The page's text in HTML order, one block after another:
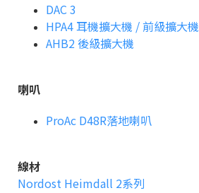
DAC 3
HPA4 耳機擴大機 / 前級擴大機
AHB2 後級擴大機
喇叭
ProAc D48R落地喇叭
線材
Nordost Heimdall 2系列